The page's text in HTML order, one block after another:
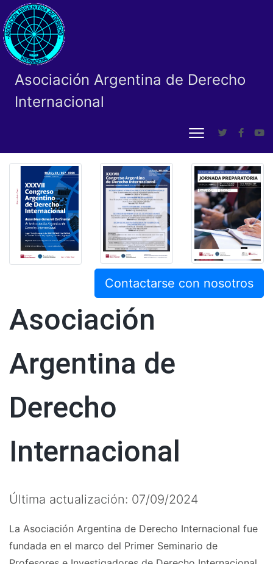
Asociación Argentina de Derecho
Internacional
Contactarse con nosotros
Asociación
Argentina de
Derecho
Internacional
Última actualización: 07/09/2024
La Asociación Argentina de Derecho Internacional fue
fundada en el marco del Primer Seminario de